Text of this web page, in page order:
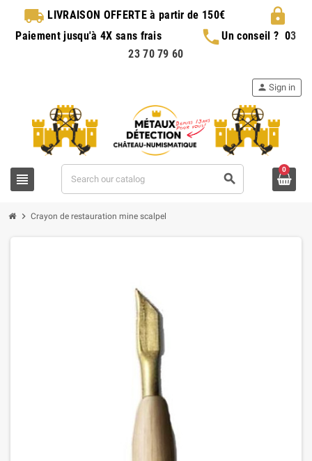
local_shipping LIVRAISON OFFERTEà partir de 150€ lock
Paiement jusqu'à 4X sans frais phoneUn conseil ? 03
23 70 79 60
view_headline search
person Sign in
0
chevron_right Crayon de restauration mine scalpel